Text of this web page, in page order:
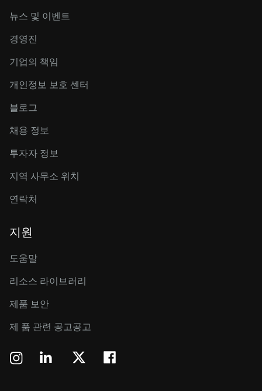
뉴스 및 이벤트
경영진
기업의 책임
개인정보 보호 센터
블로그
채용 정보
투자자 정보
지역 사무소 위치
연락처
지원
도움말
리소스 라이브러리
제품 보안
제 품 관련 공고공고